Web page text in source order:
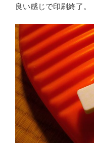
良い感じで印刷終了。